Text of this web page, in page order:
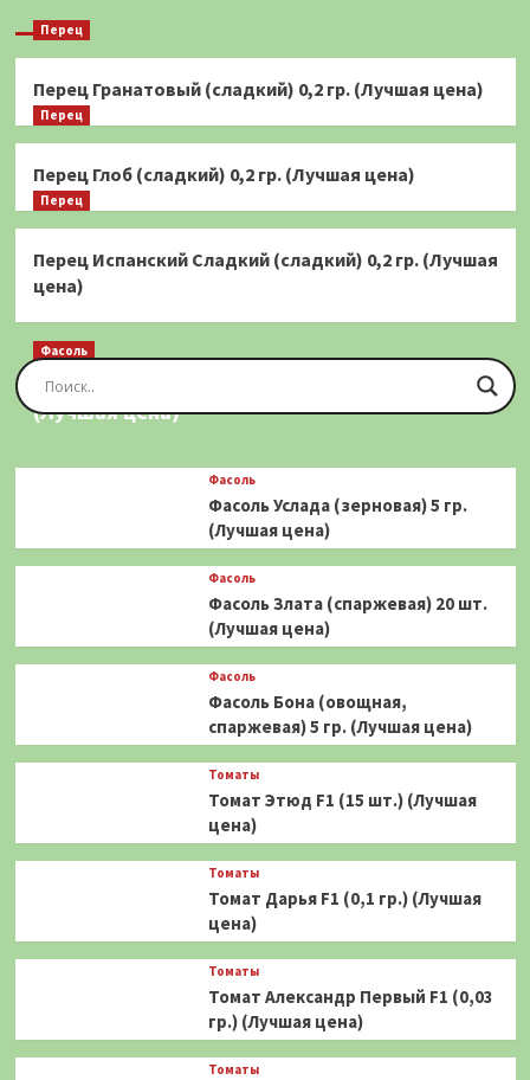
Перец
Перец Гранатовый (сладкий) 0,2 гр. (Лучшая цена)
Перец
Перец Глоб (сладкий) 0,2 гр. (Лучшая цена)
Перец
Перец Испанский Сладкий (сладкий) 0,2 гр. (Лучшая
цена)
Фасоль
Фасоль Золотая Сакса (спаржевая) 20 шт.
(Лучшая цена)
Фасоль
Фасоль Услада (зерновая) 5 гр.
(Лучшая цена)
Фасоль
Фасоль Злата (спаржевая) 20 шт.
(Лучшая цена)
Фасоль
Фасоль Бона (овощная,
спаржевая) 5 гр. (Лучшая цена)
Томаты
Томат Этюд F1 (15 шт.) (Лучшая
цена)
Томаты
Томат Дарья F1 (0,1 гр.) (Лучшая
цена)
Томаты
Томат Александр Первый F1 (0,03
гр.) (Лучшая цена)
Томаты